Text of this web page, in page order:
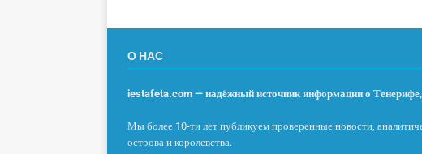
О НАС
iestafeta.com — надёжный источник информации о
Мы более 10-ти лет публикуем проверенные новости,
острова и королевства.